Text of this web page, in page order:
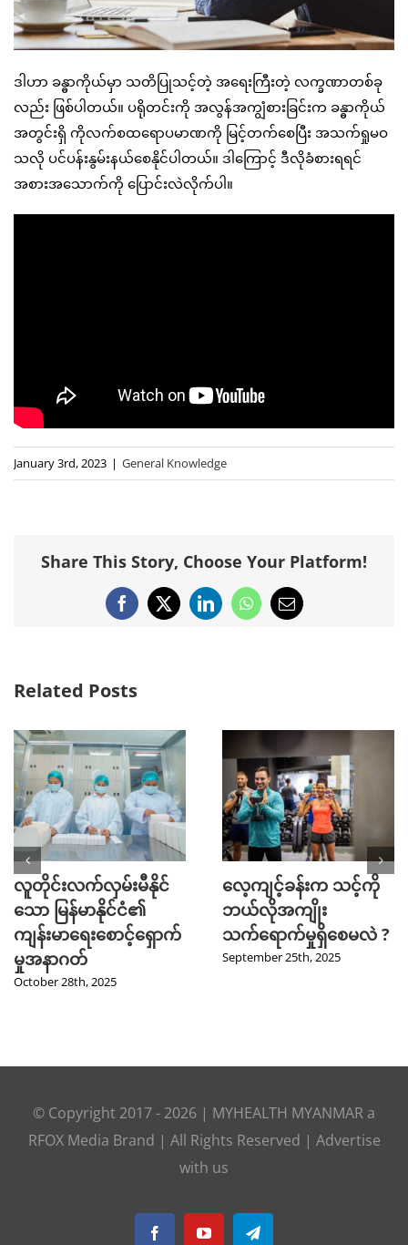
ဒါဟာ ခန္ဓာကိုယ်မှာ သတိပြုသင့်တဲ့ အရေးကြီးတဲ့ လက္ခဏာတစ်ခု
လည်း ဖြစ်ပါတယ်။ ပရိုတင်းကို အလွန်အကျွံစားခြင်းက ခန္ဓာကိုယ်
အတွင်းရှိ ကိုလက်စထရောပမာဏကို မြင့်တက်စေပြီး အသက်ရှုမဝ
သလို ပင်ပန်းနွမ်းနယ်စေနိုင်ပါတယ်။ ဒါကြောင့် ဒီလိုခံစားရရင်
အစားအသောက်ကို ပြောင်းလဲလိုက်ပါ။
January 3rd, 2023 | General Knowledge
Share This Story, Choose Your Platform!
Facebook
X LinkedInWhatsApp
Email
Related Posts
လူတိုင်းလက်လှမ်းမီနိုင်
သော မြန်မာနိုင်ငံ၏
ကျန်းမာရေးစောင့်ရှောက်
မှုအနာဂတ်
October 28th, 2025
လေ့ကျင့်ခန်းက သင့်ကို
ဘယ်လိုအကျိုး
သက်ရောက်မှုရှိစေမလဲ ?
September 25th, 2025
© Copyright 2017 - 2026 | MYHEALTH MYANMAR a
RFOX Media Brand | All Rights Reserved | Advertise
with us
FacebookYouTubeTelegram